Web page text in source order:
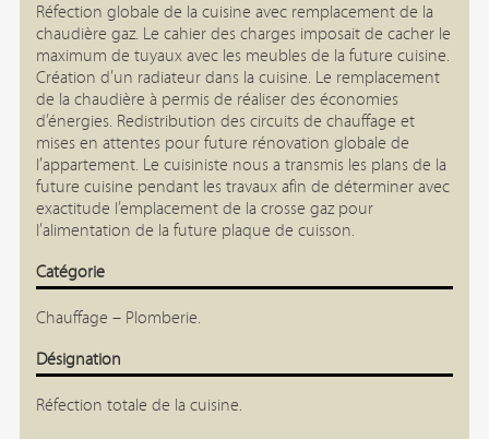
Réfection globale de la cuisine avec remplacement de la
chaudière gaz. Le cahier des charges imposait de cacher le
maximum de tuyaux avec les meubles de la future cuisine.
Création d’un radiateur dans la cuisine. Le remplacement
de la chaudière à permis de réaliser des économies
d’énergies. Redistribution des circuits de chauffage et
mises en attentes pour future rénovation globale de
l’appartement. Le cuisiniste nous a transmis les plans de la
future cuisine pendant les travaux afin de déterminer avec
exactitude l’emplacement de la crosse gaz pour
l’alimentation de la future plaque de cuisson.
Catégorie
Chauffage – Plomberie.
Désignation
Réfection totale de la cuisine.